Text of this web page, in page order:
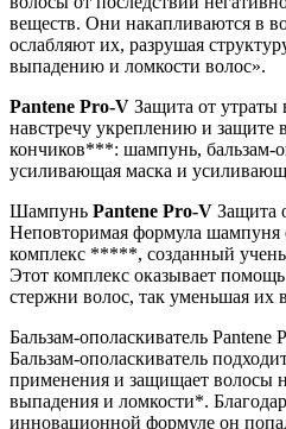
веществ. Они накапливаются в
ослабляют их, разрушая
выпадению и ломкости волос».
Pantene Pro-V Защита от
навстречу укреплению и защите
кончиков***: шампунь, бальзам-
усиливающая маска и
Шампунь Pantene Pro-V Защита
Неповторимая формула
комплекс *****, созданный
Этот комплекс оказывает
стержни волос, так уменьшая их
Бальзам-ополаскиватель
Бальзам-ополаскиватель
применения и защищает волосы
выпадения и ломкости*.
инновационной формуле он